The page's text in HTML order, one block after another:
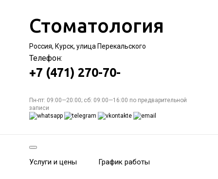
Стоматология
Россия, Курск, улица Перекальского
Телефон:
+7 (471) 270-70-
Пн-пт: 09:00—20:00; сб: 09:00—16:00 по предварительной
записи
Услуги и цены График работы